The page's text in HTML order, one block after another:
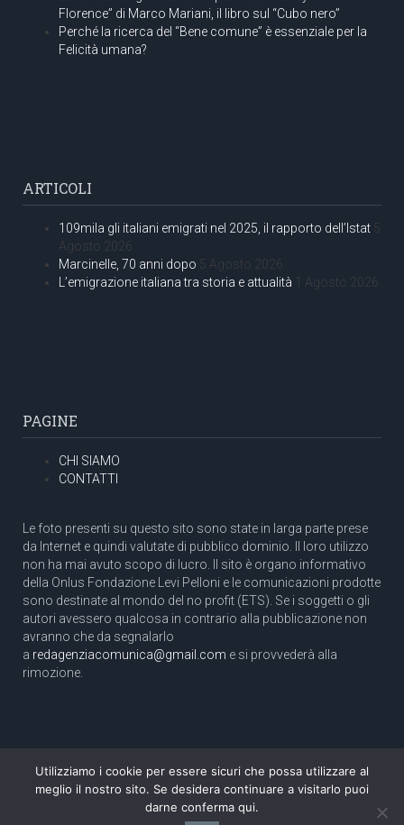
Florence” di Marco Mariani, il libro sul “Cubo nero”
Perché la ricerca del “Bene comune” è essenziale per la
Felicità umana?
ARTICOLI
109mila gli italiani emigrati nel 2025, il rapporto dell’Istat 5
Agosto 2026
Marcinelle, 70 anni dopo 5 Agosto 2026
L’emigrazione italiana tra storia e attualità 1 Agosto 2026
PAGINE
CHI SIAMO
CONTATTI
Le foto presenti su questo sito sono state in larga parte prese
da Internet e quindi valutate di pubblico dominio. Il loro utilizzo
non ha mai avuto scopo di lucro. Il sito è organo informativo
della Onlus Fondazione Levi Pelloni e le comunicazioni prodotte
sono destinate al mondo del no profit (ETS). Se i soggetti o gli
autori avessero qualcosa in contrario alla pubblicazione non
avranno che da segnalarlo
a redagenziacomunica@gmail.com e si provvederà alla
rimozione.
Copyright 2003 com.unica - Tutti i diritti riservati
Aut. Tribunale di Roma N. 466/2003 dell'11/11/2003
Utilizziamo i cookie per essere sicuri che possa utilizzare al
meglio il nostro sito. Se desidera continuare a visitarlo puoi
darne conferma qui.